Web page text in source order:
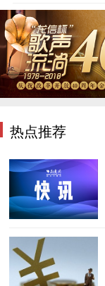
热点推荐